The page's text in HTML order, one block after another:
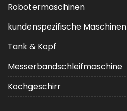
Robotermaschinen
kundenspezifische Maschinen
Tank & Kopf
Messerbandschleifmaschine
Kochgeschirr